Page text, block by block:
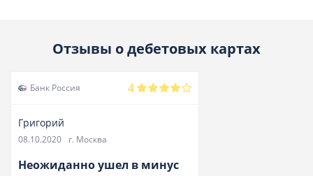
Отзывы о дебетовых картах
Банк Россия 4
Григорий
08.10.2020 г. Москва
Неожиданно ушел в минус